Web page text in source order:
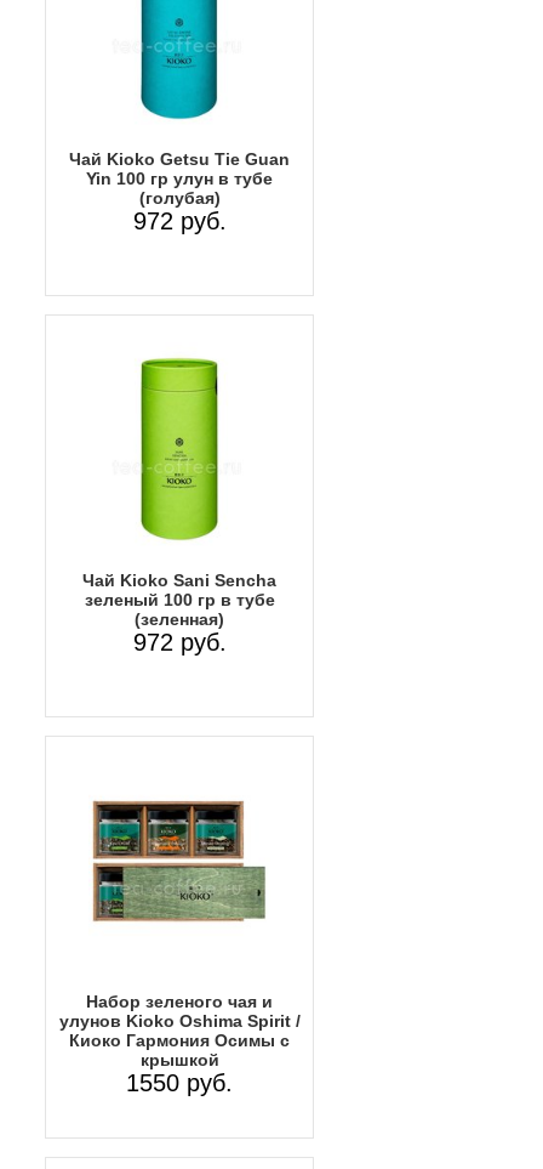
Чай Kioko Getsu Tie Guan
Yin 100 гр улун в тубе
(голубая)
972 руб.
Чай Kioko Sani Sencha
зеленый 100 гр в тубе
(зеленная)
972 руб.
Набор зеленого чая и
улунов Kioko Oshima Spirit /
Киоко Гармония Осимы с
крышкой
1550 руб.